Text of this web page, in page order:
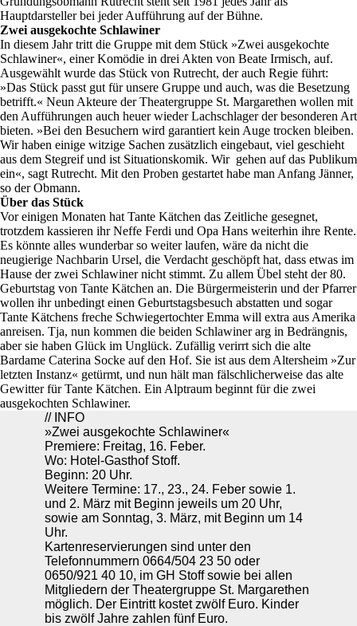
Hauptdarsteller bei jeder Aufführung auf der Bühne.
Zwei ausgekochte Schlawiner
In diesem Jahr tritt die Gruppe mit dem Stück »Zwei ausgekochte
Schlawiner«, einer Komödie in drei Akten von Beate Irmisch, auf.
Ausgewählt wurde das Stück von Rutrecht, der auch Regie führt:
»Das Stück passt gut für unsere Gruppe und auch, was die Besetzung
betrifft.« Neun Akteure der Theatergruppe St. Margarethen wollen mit
den Aufführungen auch heuer wieder Lachschlager der besonderen Art
bieten. »Bei den Besuchern wird garantiert kein Auge trocken bleiben.
Wir haben einige witzige Sachen zusätzlich eingebaut, viel geschieht
aus dem Stegreif und ist Situationskomik. Wir gehen auf das Publikum
ein«, sagt Rutrecht. Mit den Proben gestartet habe man Anfang Jänner,
so der Obmann.
Über das Stück
Vor einigen Monaten hat Tante Kätchen das Zeitliche gesegnet,
trotzdem kassieren ihr Neffe Ferdi und Opa Hans weiterhin ihre Rente.
Es könnte alles wunderbar so weiter laufen, wäre da nicht die
neugierige Nachbarin Ursel, die Verdacht geschöpft hat, dass etwas im
Hause der zwei Schlawiner nicht stimmt. Zu allem Übel steht der 80.
Geburtstag von Tante Kätchen an. Die Bürgermeisterin und der Pfarrer
wollen ihr unbedingt einen Geburtstagsbesuch abstatten und sogar
Tante Kätchens freche Schwiegertochter Emma will extra aus Amerika
anreisen. Tja, nun kommen die beiden Schlawiner arg in Bedrängnis,
aber sie haben Glück im Unglück. Zufällig verirrt sich die alte
Bardame Caterina Socke auf den Hof. Sie ist aus dem Altersheim »Zur
letzten Instanz« getürmt, und nun hält man fälschlicherweise das alte
Gewitter für Tante Kätchen. Ein Alptraum beginnt für die zwei
ausgekochten Schlawiner.
// INFO
»Zwei ausgekochte Schlawiner«
Premiere: Freitag, 16. Feber.
Wo: Hotel-Gasthof Stoff.
Beginn: 20 Uhr.
Weitere Termine: 17., 23., 24. Feber sowie 1.
und 2. März mit Beginn jeweils um 20 Uhr,
sowie am Sonntag, 3. März, mit Beginn um 14
Uhr.
Kartenreservierungen sind unter den
Telefonnummern 0664/504 23 50 oder
0650/921 40 10, im GH Stoff sowie bei allen
Mitgliedern der Theatergruppe St. Margarethen
möglich. Der Eintritt kostet zwölf Euro. Kinder
bis zwölf Jahre zahlen fünf Euro.